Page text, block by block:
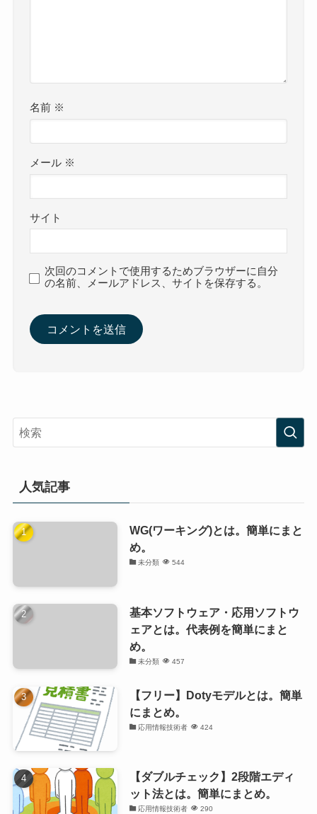
名前 ※
メール ※
サイト
次回のコメントで使用するためブラウザーに自分
の名前、メールアドレス、サイトを保存する。
人気記事
WG(ワーキング)とは。簡単にまと
め。
未分類 544
基本ソフトウェア・応用ソフトウ
ェアとは。代表例を簡単にまと
め。
未分類 457
【フリー】Dotyモデルとは。簡単
にまとめ。
応用情報技術者 424
【ダブルチェック】2段階エディ
ット法とは。簡単にまとめ。
応用情報技術者 290